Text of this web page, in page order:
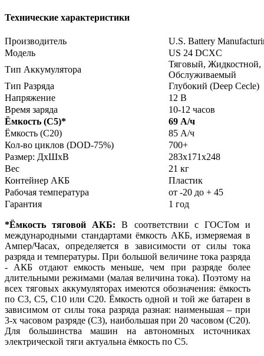
Технические характеристики
Производитель
U.S. Battery
Модель
US 24 DCXC
Тип Аккумулятора
Тяговый, Жидкостной,
Обслуживаемый
Тип Разряда
Глубокий (Deep Cecle)
Напряжение
12 В
Время заряда
10-12 часов
Ёмкость (С5)*
69 А/ч
Ёмкость (С20)
85 А/ч
Кол-во циклов (DOD-75%)
700+
Размер: ДхШхВ
283x171x248
Вес
21 кг
Контейнер АКБ
Пластик
Рабочая температура
от -20 до + 45
Гарантия
1 год
*Ёмкость тяговой АКБ:В соответствии с ГОСТом и
международными стандартами ёмкость АКБ, измеряемая в
Ампер/Часах, определяется в зависимости от силы тока
разряда и температуры. При большой величине тока разряда
- АКБ отдают емкость меньше, чем при разряде более
длительными режимами (малая величина тока). Поэтому на
всех тяговых аккумуляторах имеются обозначения: ёмкость
по С3, С5, С10 или С20. Ёмкость одной и той же батареи в
зависимом от силы тока разряда разная: наименьшая – при
3-х часовом разряде (С3), наибольшая при 20 часовом (С20).
Для большинства машин на автономных источниках
электрической тяги актуальна ёмкость по С5.